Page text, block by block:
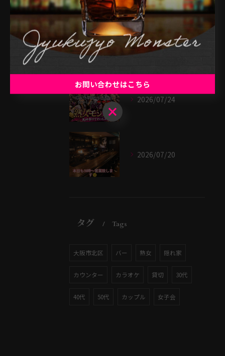
2026/07/25
2026/07/24
2026/07/20
タグ Tags
大阪市北区 バー 熟女 隠れ家
カウンター カラオケ 貸切 30代
40代 50代 カップル 女子会
お問い合わせはこちら
お問い合わせはこちら